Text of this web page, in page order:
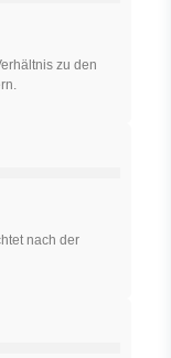
zu den
nach der